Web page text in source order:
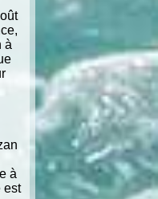
à
à
est